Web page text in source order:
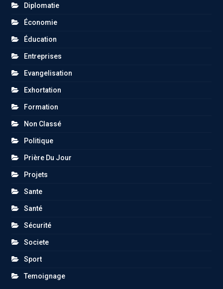
Diplomatie
Économie
Éducation
Entreprises
Evangelisation
Exhortation
Formation
Non Classé
Politique
Prière Du Jour
Projets
Sante
Santé
Sécurité
Societe
Sport
Temoignage